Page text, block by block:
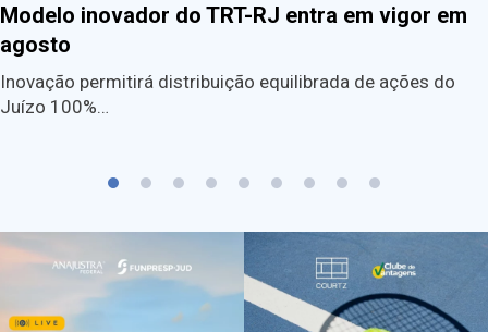
Modelo inovador do TRT-RJ entra em vigor em
agosto
Inovação permitirá distribuição equilibrada de ações do
Juízo 100%…